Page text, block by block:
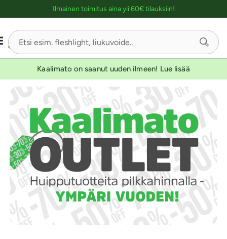
Ilmainen toimitus aina yli 60€ tilauksiin!
Kaalimato on saanut uuden ilmeen! Lue lisää